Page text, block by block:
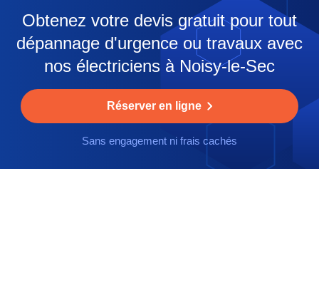
Obtenez votre devis gratuit pour tout
dépannage d'urgence ou travaux avec
nos électriciens à Noisy-le-Sec
Réserver en ligne
Sans engagement ni frais cachés